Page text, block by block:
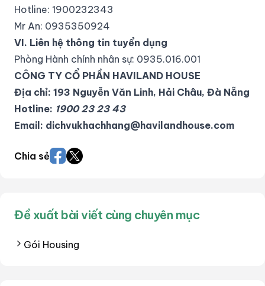
Hotline: 1900232343
Mr An: 0935350924
VI. Liên hệ thông tin tuyển dụng
Phòng Hành chính nhân sự: 0935.016.001
CÔNG TY CỔ PHẦN HAVILAND HOUSE
Địa chỉ: 193 Nguyễn Văn Linh, Hải Châu, Đà Nẵng
Hotline: 1900 23 23 43
Email: dichvukhachhang@havilandhouse.com
Chia sẻ
Đề xuất bài viết cùng chuyên mục
Gói Housing